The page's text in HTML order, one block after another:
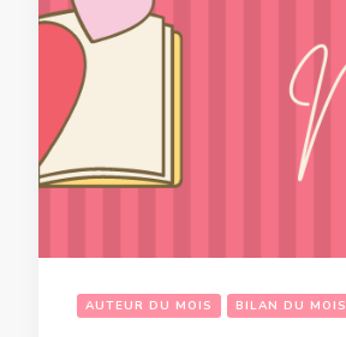
AUTEUR DU MOIS BILAN DU MOIS